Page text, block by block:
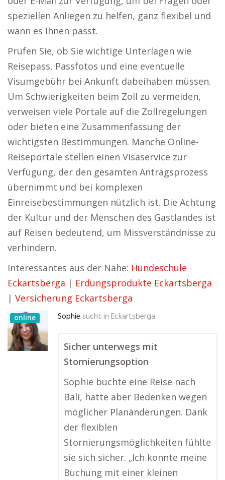
speziellen Anliegen zu helfen, ganz flexibel und
wann es Ihnen passt.
Prüfen Sie, ob Sie wichtige Unterlagen wie
Reisepass, Passfotos und eine eventuelle
Visumgebühr bei Ankunft dabeihaben müssen.
Um Schwierigkeiten beim Zoll zu vermeiden,
verweisen viele Portale auf die Zollregelungen
oder bieten eine Zusammenfassung der
wichtigsten Bestimmungen. Manche Online-
Reiseportale stellen einen Visaservice zur
Verfügung, der den gesamten Antragsprozess
übernimmt und bei komplexen
Einreisebestimmungen nützlich ist. Die Achtung
der Kultur und der Menschen des Gastlandes ist
auf Reisen bedeutend, um Missverständnisse zu
verhindern.
Interessantes aus der Nähe: Hundeschule
Eckartsberga | Erdungsprodukte Eckartsberga
| Versicherung Eckartsberga
online Sophie sucht in Eckartsberga
Sicher unterwegs mit
Stornierungsoption
Sophie buchte eine Reise nach
Bali, hatte aber Bedenken wegen
möglicher Planänderungen. Dank
der flexiblen
Stornierungsmöglichkeiten fühlte
sie sich sicher. „Ich konnte meine
Buchung mit einer kleinen